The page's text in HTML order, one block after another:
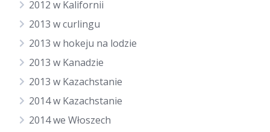
2012 w Kalifornii
2013 w curlingu
2013 w hokeju na lodzie
2013 w Kanadzie
2013 w Kazachstanie
2014 w Kazachstanie
2014 we Włoszech